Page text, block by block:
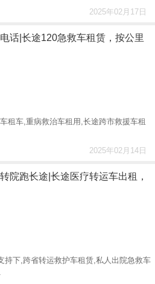
2025年02月17日
话|长途120急救车租赁，按公里
租车,重病救治车租用,长途跨市救援车租
2025年02月14日
院跑长途|长途医疗转运车出租，
持下,跨省转运救护车租赁,私人出院急救车